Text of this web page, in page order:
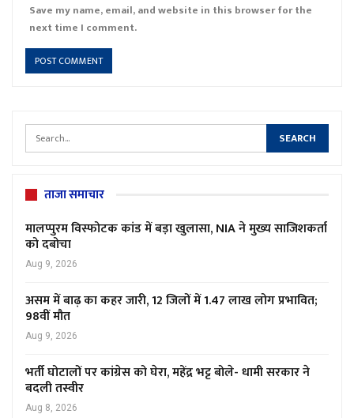
Save my name, email, and website in this browser for the
next time I comment.
ताजा समाचार
मालप्पुरम विस्फोटक कांड में बड़ा खुलासा, NIA ने मुख्य साजिशकर्ता
को दबोचा
Aug 9, 2026
असम में बाढ़ का कहर जारी, 12 जिलों में 1.47 लाख लोग प्रभावित;
98वीं मौत
Aug 9, 2026
भर्ती घोटालों पर कांग्रेस को घेरा, महेंद्र भट्ट बोले- धामी सरकार ने
बदली तस्वीर
Aug 8, 2026